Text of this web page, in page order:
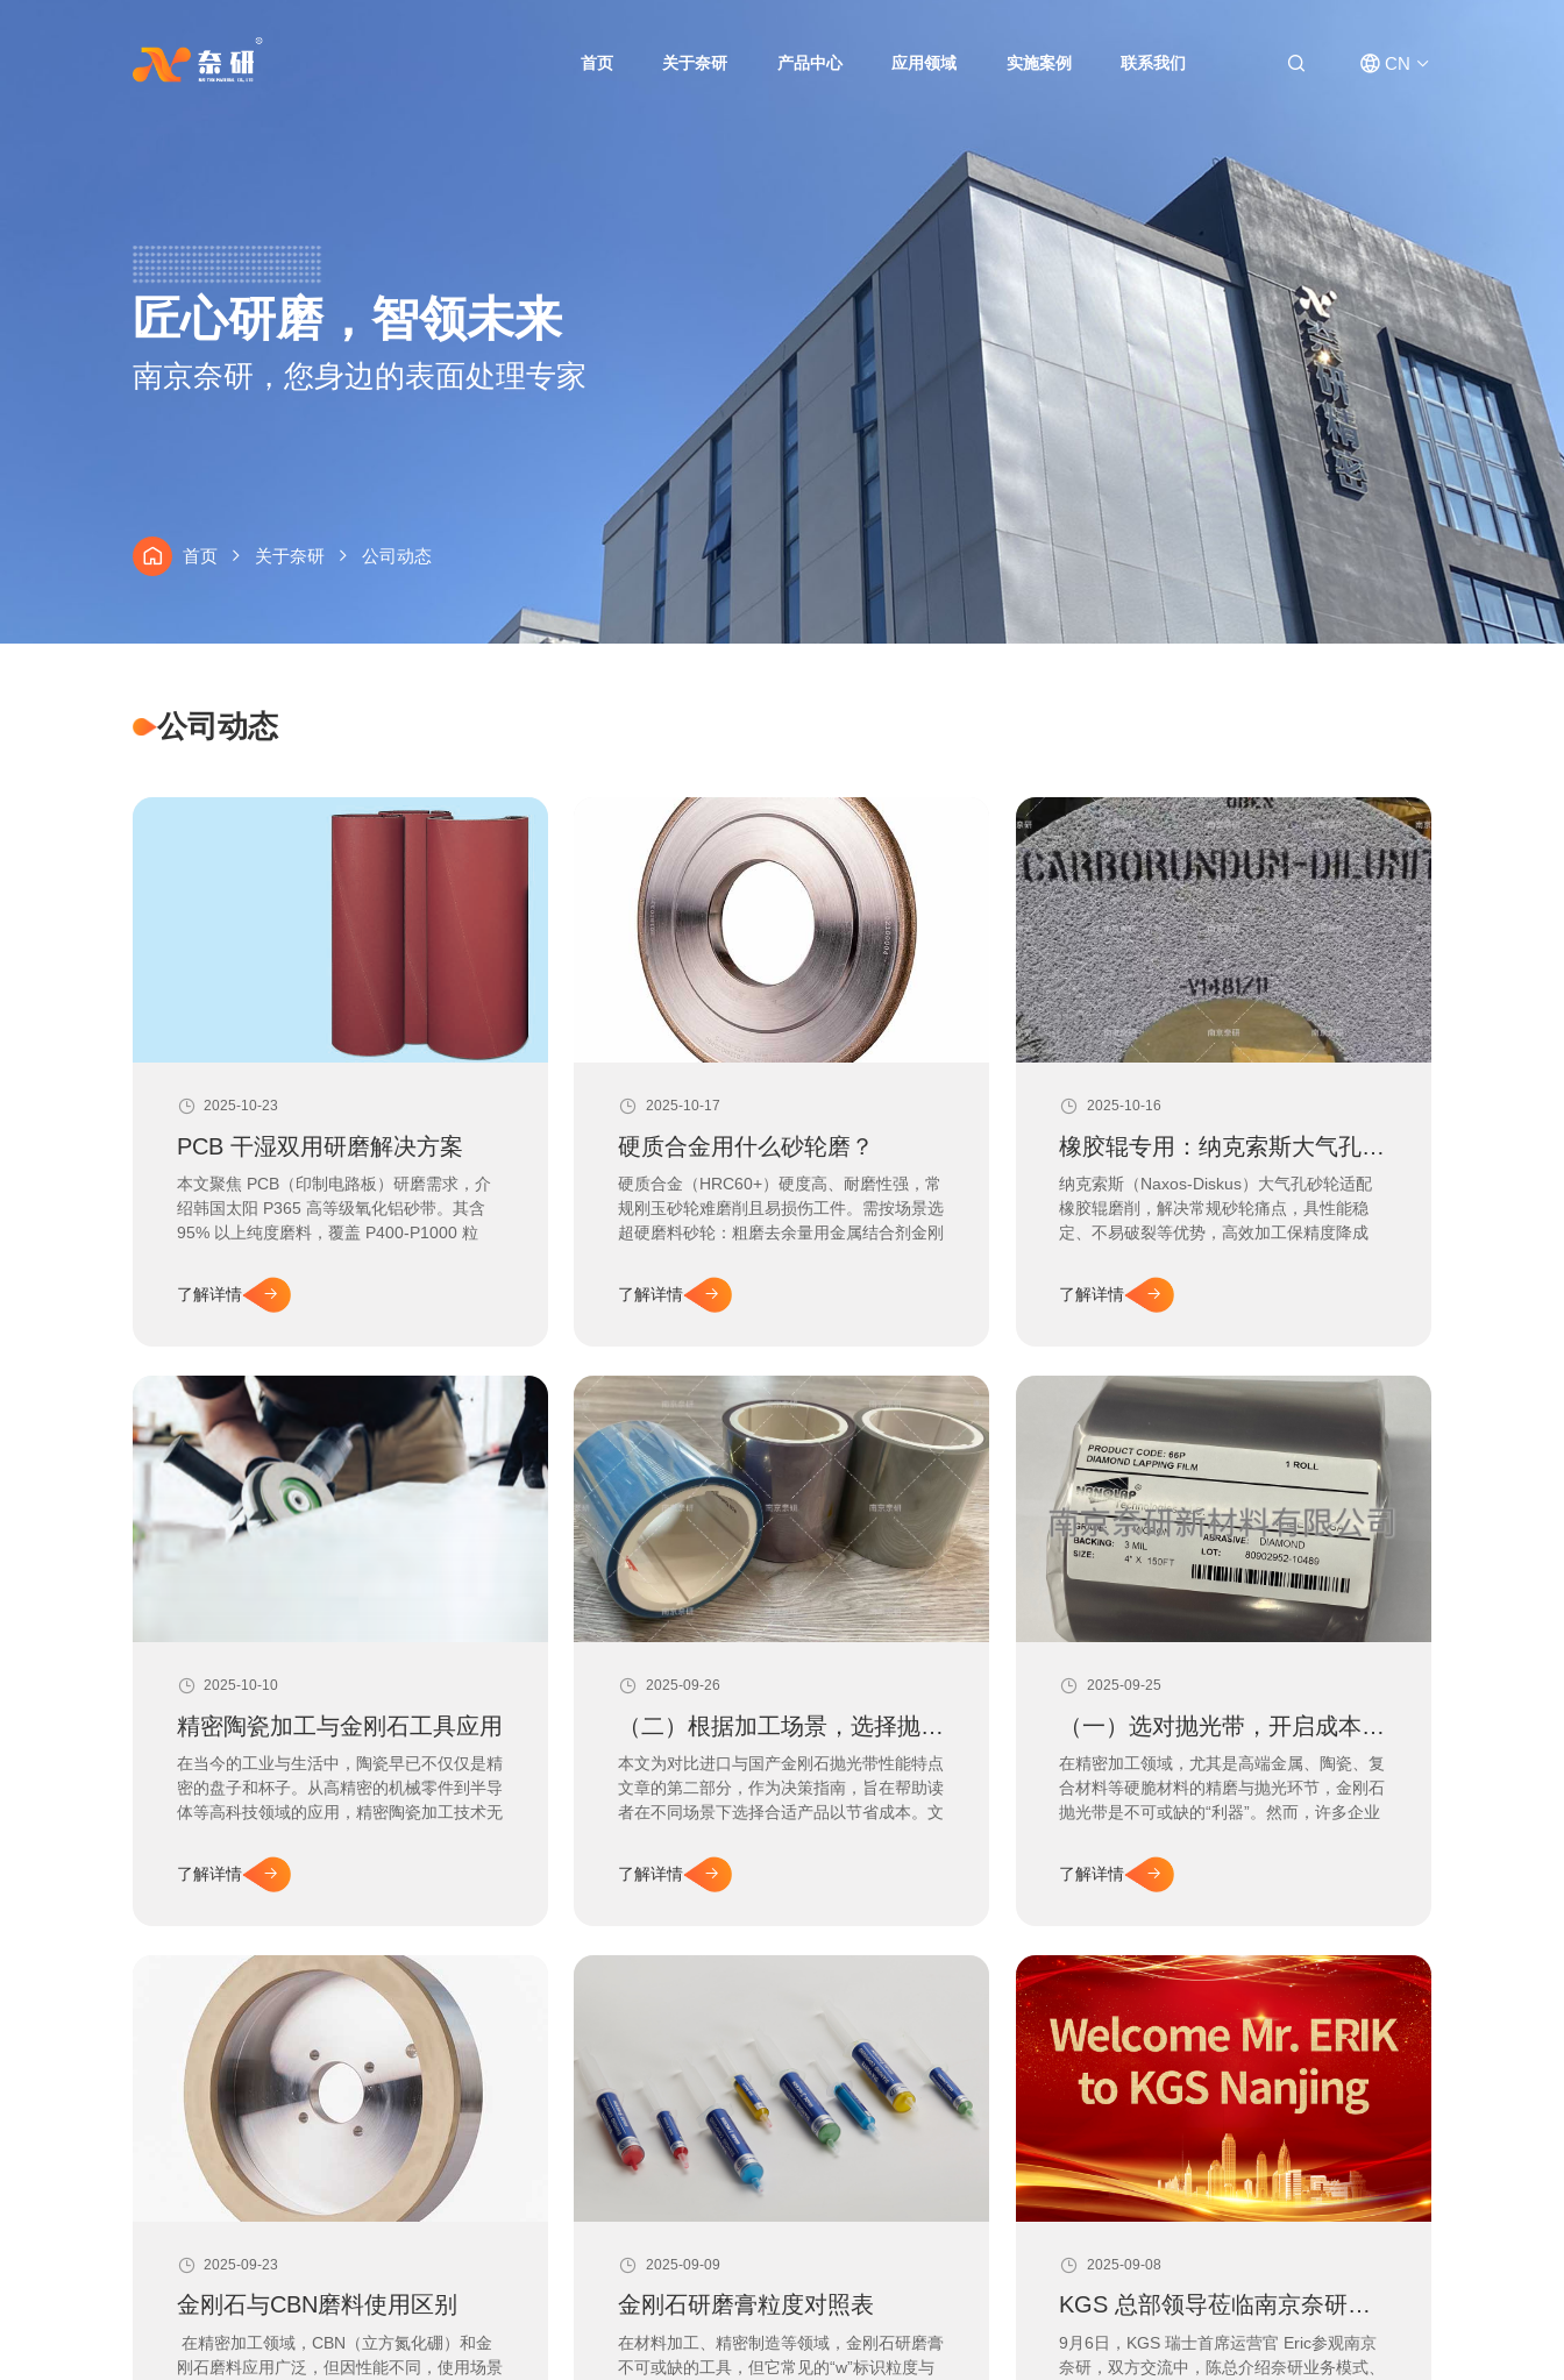
首页 关于奈研 产品中心 应用领域 实施案例 联系我们
CN
匠心研磨，智领未来
南京奈研，您身边的表面处理专家
首页 关于奈研 公司动态
公司动态
2025-10-23
PCB 干湿双用研磨解决方案
本文聚焦 PCB（印制电路板）研磨需求，介
绍韩国太阳 P365 高等级氧化铝砂带。其含
95% 以上纯度磨料，覆盖 P400-P1000 粒
能降不良率至 0.8% 以下，解决 PCB 研磨精
度、场景适配痛点。
了解详情
2025-10-17
硬质合金用什么砂轮磨？
硬质合金（HRC60+）硬度高、耐磨性强，常
规刚玉砂轮难磨削且易损伤工件。需按场景选
超硬磨料砂轮：粗磨去余量用金属结合剂金刚
CBN 砂轮，今天就跟随南京奈研新材料了解
更多专业磨削方案。
了解详情
2025-10-16
橡胶辊专用：纳克索斯大气孔砂轮
纳克索斯（Naxos-Diskus）大气孔砂轮适配
橡胶辊磨削，解决常规砂轮痛点，具性能稳
定、不易破裂等优势，高效加工保精度降成
了解详情
2025-10-10
精密陶瓷加工与金刚石工具应用
在当今的工业与生活中，陶瓷早已不仅仅是精
密的盘子和杯子。从高精密的机械零件到半导
体等高科技领域的应用，精密陶瓷加工技术无
符合严格要求的完美工件，那么，如何实现这
种高难度的加工呢？答案就在于高效、专业的
了解详情
2025-09-26
（二）根据加工场景，选择抛光带！
本文为对比进口与国产金刚石抛光带性能特点
文章的第二部分，作为决策指南，旨在帮助读
者在不同场景下选择合适产品以节省成本。文
士 KGS 等进口高端品牌的稳定性，以及哪些
场景下选择优质国产品牌能实现更佳综合经济
了解详情
2025-09-25
（一）选对抛光带，开启成本优化！
在精密加工领域，尤其是高端金属、陶瓷、复
合材料等硬脆材料的精磨与抛光环节，金刚石
抛光带是不可或缺的“利器”。然而，许多企业
区：只看单卷产品的单价。殊不知，真正的成
本隐藏在抛光效率、加工稳定性、良品率以及
了解详情
2025-09-23
金刚石与CBN磨料使用区别
在精密加工领域，CBN（立方氮化硼）和金
刚石磨料应用广泛，但因性能不同，使用场景
2025-09-09
金刚石研磨膏粒度对照表
在材料加工、精密制造等领域，金刚石研磨膏
不可或缺的工具，但它常见的“w”标识粒度与
2025-09-08
KGS 总部领导莅临南京奈研参观交流
9月6日，KGS 瑞士首席运营官 Eric参观南京
奈研，双方交流中，陈总介绍奈研业务模式、